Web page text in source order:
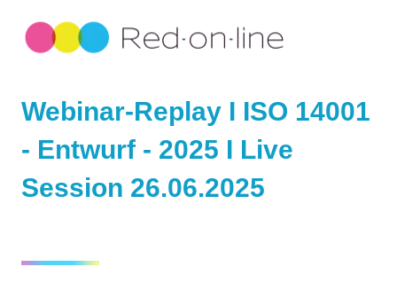
Webinar-Replay I ISO 14001
- Entwurf - 2025 I Live
Session 26.06.2025